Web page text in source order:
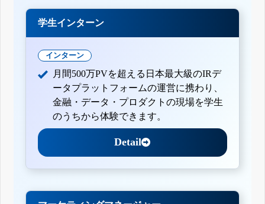
学生インターン
インターン
月間500万PVを超える日本最大級のIRデ
ータプラットフォームの運営に携わり、
金融・データ・プロダクトの現場を学生
のうちから体験できます。
Detail